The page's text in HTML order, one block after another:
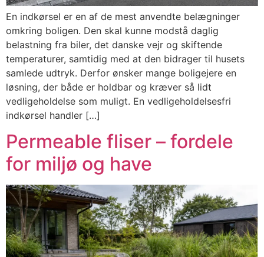
En indkørsel er en af de mest anvendte belægninger
omkring boligen. Den skal kunne modstå daglig
belastning fra biler, det danske vejr og skiftende
temperaturer, samtidig med at den bidrager til husets
samlede udtryk. Derfor ønsker mange boligejere en
løsning, der både er holdbar og kræver så lidt
vedligeholdelse som muligt. En vedligeholdelsesfri
indkørsel handler […]
Permeable fliser – fordele
for miljø og have